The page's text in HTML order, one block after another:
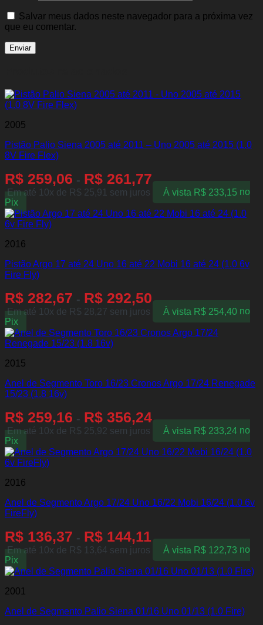
Salvar meus dados neste navegador para a próxima vez
que eu comentar.
2005
Pistão Palio Siena 2005 até 2011 – Uno 2005 até 2015 (1.0
8V Fire Flex)
R$ 259,06 - R$ 261,77
Em até 10x de R$ 25,91 sem juros À vista R$233,15 no
Pix
2016
Pistão Argo 17 até 24 Uno 16 até 22 Mobi 16 até 24 (1.0 6v
Fire Fly)
R$ 282,67 - R$ 292,50
Em até 10x de R$ 28,27 sem juros À vista R$254,40 no
Pix
2015
Anel de Segmento Toro 16/23 Cronos Argo 17/24 Renegade
15/23 (1.8 16v)
R$ 259,16 - R$ 356,24
Em até 10x de R$ 25,92 sem juros À vista R$233,24 no
Pix
2016
Anel de Segmento Argo 17/24 Uno 16/22 Mobi 16/24 (1.0 6v
FireFly)
R$ 136,37 - R$ 144,11
Em até 10x de R$ 13,64 sem juros À vista R$122,73 no
Pix
2001
Anel de Segmento Palio Siena 01/16 Uno 01/13 (1.0 Fire)